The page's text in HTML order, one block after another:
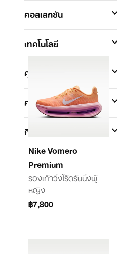
คอลเลกชัน
เทคโนโลยี
คุณสมบัติ
ความกว้าง
กีฬา
Nike Vomero
Premium
รองเท้าวิ่งโร้ดรันนิ่งผู้
หญิง
฿7,800